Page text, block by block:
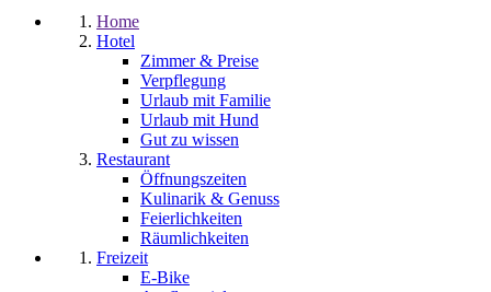
Home
Hotel
Zimmer & Preise
Verpflegung
Urlaub mit Familie
Urlaub mit Hund
Gut zu wissen
Restaurant
Öffnungszeiten
Kulinarik & Genuss
Feierlichkeiten
Räumlichkeiten
Freizeit
E-Bike